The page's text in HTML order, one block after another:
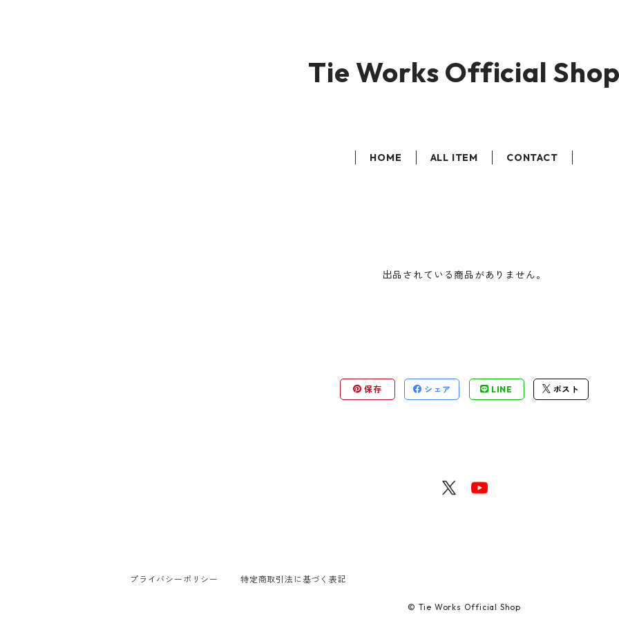
Tie Works Official
HOME ALL ITEM CONTACT
出品されている商品がありません。
保存 シェア LINE ポスト
プライバシーポリシー 特定商取引法に基づく表記
© Tie Works Official Shop